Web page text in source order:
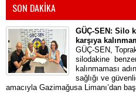
SON DAKİKA
GÜÇ-SEN: Silo
karşıya
GÜÇ-SEN,
silodakine
kalınmaması
sağlığı ve
amacıyla Gazimağusa Limanı’dan